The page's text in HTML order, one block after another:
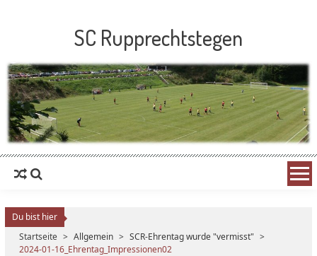
SC Rupprechtstegen
Du bist hier
Startseite > Allgemein > SCR-Ehrentag wurde "vermisst" >
2024-01-16_Ehrentag_Impressionen02